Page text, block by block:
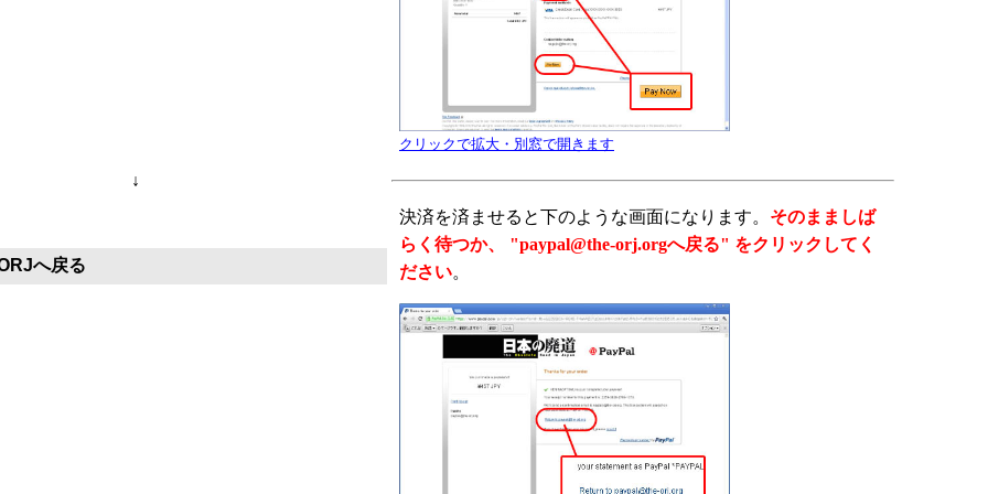
クリックで拡大・別窓で開きます
↓
へ戻る
決済を済ませると下のような画面になります。 そのまましば
らく待つか、 "paypal@the-orj.orgへ戻る" をクリックしてく
ださい。